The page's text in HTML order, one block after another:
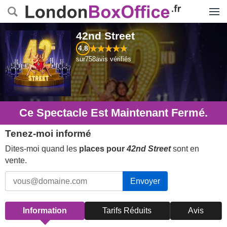
42nd Street
4.8
sur758avis vérifiés
Ce Spectacle Est Maintenant Fermé.
Tenez-moi informé
Dites-moi quand les places pour42nd Streetsont en
vente.
Envoyer
Information Tarifs Réduits Avis